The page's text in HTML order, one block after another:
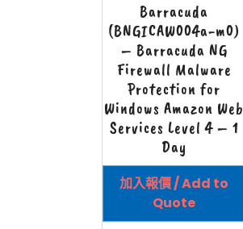
Barracuda
(BNGICAW004a-m0)
– Barracuda NG
Firewall Malware
Protection for
Windows Amazon Web
Services Level 4 – 1
Day
加入報價 / Add to
Quote